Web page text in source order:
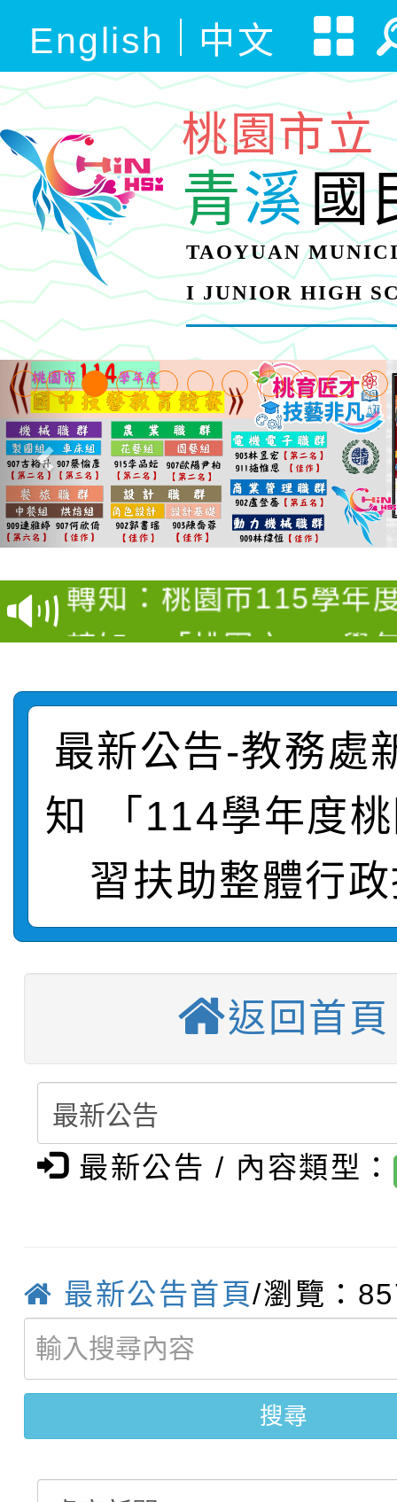
English 中文
桃園市立
青溪國
TAOYUAN
I JUNIOR HIGH
【甄選結果(第4招)】
學年度第1學期第9次代
結果(第4招)
【甄選結果(第12招)】
學年度第1學期第7次代
結果(第12招)
轉知：桃園市115學年
賽及師生本土語及新住
賽實施要點
轉知：「桃園市115學
比賽實施要點」
動辦法」
轉知臺中市政府政風處
城市手牽手，綠能透明
畫影片一案
轉知：「115學年度全
劇比賽實施要點」及修
表
轉知：桃園市115年度
敬師藝文競賽』實施計
【甄選結果(第11招)】
學年度第1學期第7次代
結果(第11招)
【甄選結果(第3招)】
學年度第1學期第9次代
結果(第3招)
【甄選結果(第4招)】
學年度第1學期第9次
結果(第4招)
【甄選結果(第12招)】
學年度第1學期第7次代
結果(第12招)
轉知：桃園市115學年
賽及師生本土語及新住
賽實施要點
轉知：「桃園市115學
比賽實施要點」
轉知：「115年金融知
畫影片一案
劇比賽實施要點」及修
表
轉知：桃園市115年度
敬師藝文競賽』實施計
【甄選結果(第11招)】
學年度第1學期第7次
【甄選結果(第3招)】
最新公告-教務處
知 「114學年度
習扶助整體行
返回首頁
最新公告 / 內容類型：
最新公告首頁/瀏覽：
搜尋